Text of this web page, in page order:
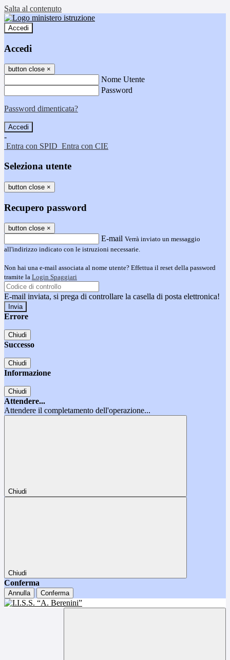
Salta al contenuto
Accedi
Accedi
button close ×
Nome Utente
Password
Password dimenticata?
-
Entra con SPID Entra con CIE
Seleziona utente
button close ×
Recupero password
button close ×
E-mail Verrà inviato un messaggio
all'indirizzo indicato con le istruzioni necessarie.
Non hai una e-mail associata al nome utente? Effettua il reset della password
tramite la Login Spaggiari
E-mail inviata, si prega di controllare la casella di posta elettronica!
Errore
Chiudi
Successo
Chiudi
Informazione
Chiudi
Attendere...
Attendere il completamento dell'operazione...
Chiudi
Chiudi
Conferma
Annulla Conferma